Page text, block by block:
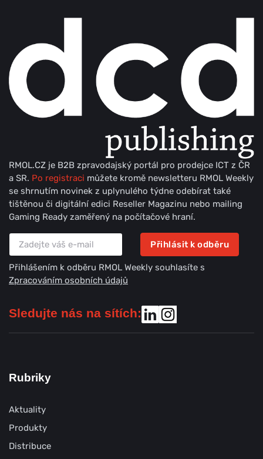
RMOL.CZ je B2B zpravodajský portál pro prodejce ICT z ČR
a SR. Po registraci můžete kromě newsletteru RMOL Weekly
se shrnutím novinek z uplynulého týdne odebírat také
tištěnou či digitální edici Reseller Magazinu nebo mailing
Gaming Ready zaměřený na počítačové hraní.
Přihlásit k odběru
Přihlášením k odběru RMOL Weekly souhlasíte s
Zpracováním osobních údajů
Sledujte nás na sítích:
Rubriky
Aktuality
Produkty
Distribuce